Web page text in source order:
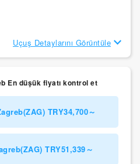
Uçuş Detaylarını Görüntüle
En düşük fiyatı kontrol et
TRY34,700～
TRY51,339～